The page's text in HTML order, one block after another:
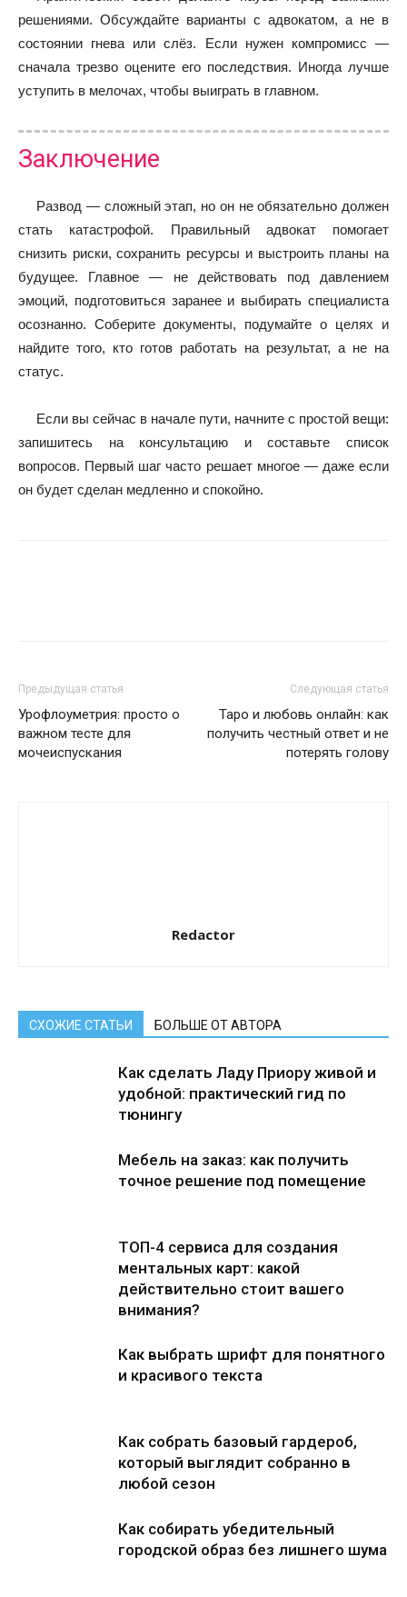
решениями. Обсуждайте варианты с адвокатом, а не в
состоянии гнева или слёз. Если нужен компромисс —
сначала трезво оцените его последствия. Иногда лучше
уступить в мелочах, чтобы выиграть в главном.
Заключение
Развод — сложный этап, но он не обязательно должен
стать катастрофой. Правильный адвокат помогает
снизить риски, сохранить ресурсы и выстроить планы на
будущее. Главное — не действовать под давлением
эмоций, подготовиться заранее и выбирать специалиста
осознанно. Соберите документы, подумайте о целях и
найдите того, кто готов работать на результат, а не на
статус.
Если вы сейчас в начале пути, начните с простой вещи:
запишитесь на консультацию и составьте список
вопросов. Первый шаг часто решает многое — даже если
он будет сделан медленно и спокойно.
Предыдущая статья
Урофлоуметрия: просто о
важном тесте для
мочеиспускания
Следующая статья
Таро и любовь онлайн: как
получить честный ответ и не
потерять голову
Redactor
СХОЖИЕ СТАТЬИ БОЛЬШЕ ОТ АВТОРА
Как сделать Ладу Приору живой и
удобной: практический гид по
тюнингу
Мебель на заказ: как получить
точное решение под помещение
ТОП-4 сервиса для создания
ментальных карт: какой
действительно стоит вашего
внимания?
Как выбрать шрифт для понятного
и красивого текста
Как собрать базовый гардероб,
который выглядит собранно в
любой сезон
Как собирать убедительный
городской образ без лишнего шума